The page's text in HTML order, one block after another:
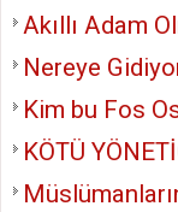
Akıllı Adam
Nereye
Kim bu Fos
KÖTÜ